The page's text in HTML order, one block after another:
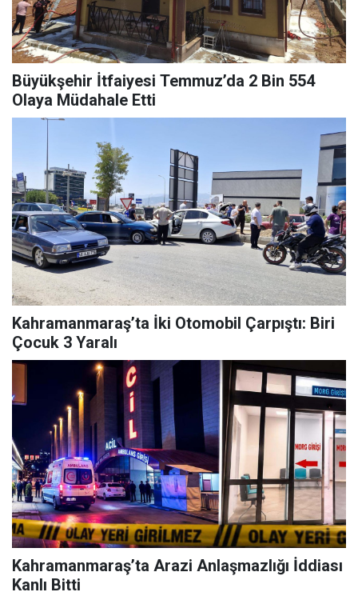
Büyükşehir İtfaiyesi Temmuz’da 2 Bin 554
Olaya Müdahale Etti
Kahramanmaraş’ta İki Otomobil Çarpıştı: Biri
Çocuk 3 Yaralı
Kahramanmaraş’ta Arazi Anlaşmazlığı İddiası
Kanlı Bitti